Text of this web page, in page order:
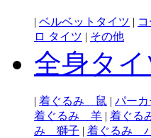
| ベルベットタイツ |
ロ タイツ | その他
全身タイ
| 着ぐるみ 鼠 | パーカ
着ぐるみ 羊 | 着ぐる
み 獅子 | 着ぐるみ